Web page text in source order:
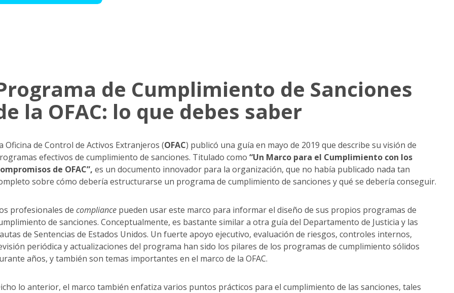
de Cumplimiento de Sanciones
la OFAC: lo que debes saber
Oficina de Control de Activos Extranjeros (OFAC) publicó una guía en mayo de 2019 que describe su visión de
efectivos de cumplimiento de sanciones. Titulado como “Un Marco para el Cumplimiento con los
de OFAC”, es un documento innovador para la organización, que no había publicado nada tan
sobre cómo debería estructurarse un programa de cumplimiento de sanciones y qué se debería conseguir.
profesionales de compliancepueden usar este marco para informar el diseño de sus propios programas de
de sanciones. Conceptualmente, es bastante similar a otra guía del Departamento de Justicia y las
de Sentencias de Estados Unidos. Un fuerte apoyo ejecutivo, evaluación de riesgos, controles internos,
periódica y actualizaciones del programa han sido los pilares de los programas de cumplimiento sólidos
años, y también son temas importantes en el marco de la OFAC.
lo anterior, el marco también enfatiza varios puntos prácticos para el cumplimiento de las sanciones, tales